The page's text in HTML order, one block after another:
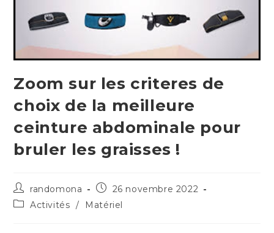
Zoom sur les criteres de
choix de la meilleure
ceinture abdominale pour
bruler les graisses !
Auteur/autrice
de
la
randomona
Publication
publiée :
26 novembre 2022
PostActivités / Matériel